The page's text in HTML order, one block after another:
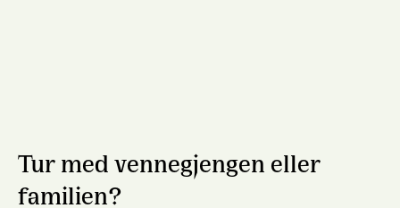
Tur med vennegjengen eller
familien?